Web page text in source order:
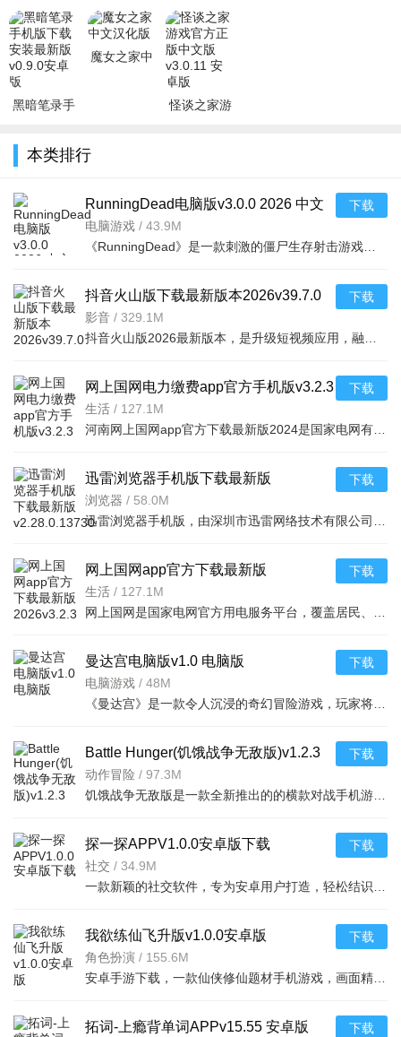
黑暗笔录手
v0.9.0安卓
魔女之家中
怪谈之家游
本类排行
RunningDead电脑版v3.0.0 2026 中文
版
电脑游戏 / 43.9M
下载
抖音火山版下载最新版本2026v39.7.0
安卓版
影音 / 329.1M
下载
网上国网电力缴费app官方手机版v3.2.3
安卓版
生活 / 127.1M
下载
迅雷浏览器手机版下载最新版
v2.28.0.13730安卓版
浏览器 / 58.0M
下载
网上国网app官方下载最新版
2026v3.2.3手机版
生活 / 127.1M
下载
曼达宫电脑版v1.0 电脑版
电脑游戏 / 48M
下载
Battle Hunger(饥饿战争无敌版)v1.2.3
2026官方中文版
动作冒险 / 97.3M
下载
探一探APPV1.0.0安卓版下载
社交 / 34.9M
下载
我欲练仙飞升版v1.0.0安卓版
角色扮演 / 155.6M
下载
拓词-上瘾背单词APPv15.55 安卓版 下载